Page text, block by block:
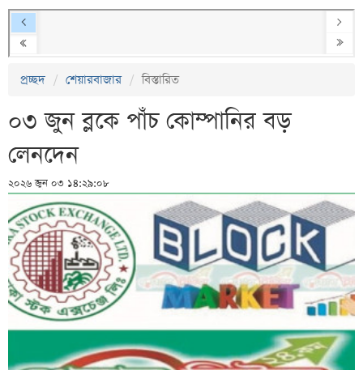
প্রচ্ছদ শেয়ারবাজার বিস্তারিত
০৩ জুন ব্লকে পাঁচ কোম্পানির বড়
লেনদেন
২০২৬ জুন ০৩ ১৪:২৯:০৮